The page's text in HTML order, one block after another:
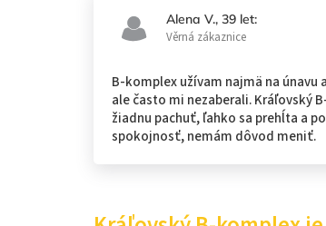
Alena V., 39 let:
Věrná zákaznice
B-komplex užívam najmä na únavu
ale často mi nezaberali. Kráľovský
žiadnu pachuť, ľahko sa prehĺta a
spokojnosť, nemám dôvod meniť.